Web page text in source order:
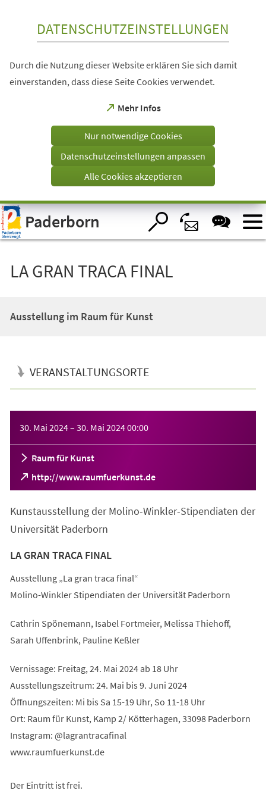
Visuelle
Assistenzsoftware
öffnen.
DATENSCHUTZEINSTELLUNGEN
Durch die Nutzung dieser Website erklären Sie sich damit
einverstanden, dass diese Seite Cookies verwendet.
Mehr Infos
(Öffnet
einem
Tab)
Nur notwendige Cookies
Datenschutzeinstellungen anpassen
Alle Cookies akzeptieren
Paderborn
LA GRAN TRACA FINAL
Ausstellung im Raum für Kunst
VERANSTALTUNGSORTE
30. Mai 2024– 30. Mai 202400:00
Raum für Kunst
http://www.raumfuerkunst.de
(Öffnet
in
neuen
Tab)
Kunstausstellung der Molino-Winkler-Stipendiaten der
Universität Paderborn
LA GRAN TRACA FINAL
Ausstellung „La gran traca final“
Molino-Winkler Stipendiaten der Universität Paderborn
Cathrin Spönemann, Isabel Fortmeier, Melissa Thiehoff,
Sarah Uffenbrink, Pauline Keßler
Vernissage: Freitag, 24. Mai 2024 ab 18 Uhr
Ausstellungszeitrum: 24. Mai bis 9. Juni 2024
Öffnungszeiten: Mi bis Sa 15-19 Uhr, So 11-18 Uhr
Ort: Raum für Kunst, Kamp 2/ Kötterhagen, 33098 Paderborn
Instagram: @lagrantracafinal
www.raumfuerkunst.de
Der Eintritt ist frei.